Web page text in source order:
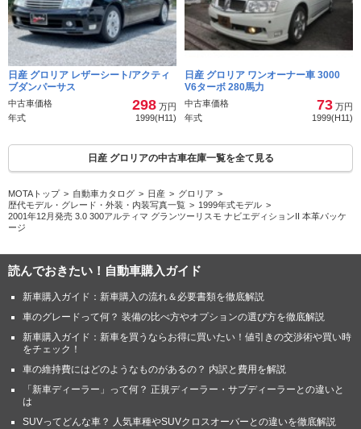
日産 グロリア レザーシート/アクティ
ブダンパーサス
中古車価格 298 万円
年式
1999(H11)
日産 グロリア ワンオーナー車 3000
V6ターボ 280馬力
中古車価格 73 万円
年式
1999(H11)
日産 グロリアの中古車在庫一覧を全て見る
MOTAトップ 自動車カタログ 日産
グロリア
歴代モデル・グレード・外装・内装写真一覧
1999年式モデル
2001年12月発売 3.0 300アルティマ グランツーリスモ ナビエディションII 本革パッケ
ージ
読んでおきたい！自動車購入ガイド
新車購入ガイド：新車購入の流れ＆必要書類を徹底解説
車のグレードって何？ 装備の比べ方やオプションの選び方を徹底解説
新車購入ガイド：新車を買うならお得に買いたい！値引きの交渉術や買い時
をチェック！
車の維持費にはどのようなものがあるの？ 内訳と費用を解説
「新車ディーラー」って何？ 正規ディーラー・サブディーラーとの違いと
は
SUVってどんな車？ 人気車種やSUVクロスオーバーとの違いを徹底解説